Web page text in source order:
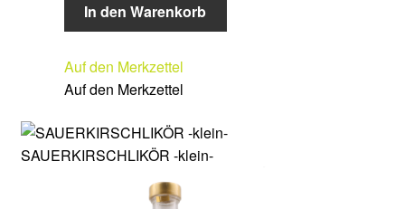
In den Warenkorb
Auf den Merkzettel
Auf den Merkzettel
SAUERKIRSCHLIKÖR -klein-